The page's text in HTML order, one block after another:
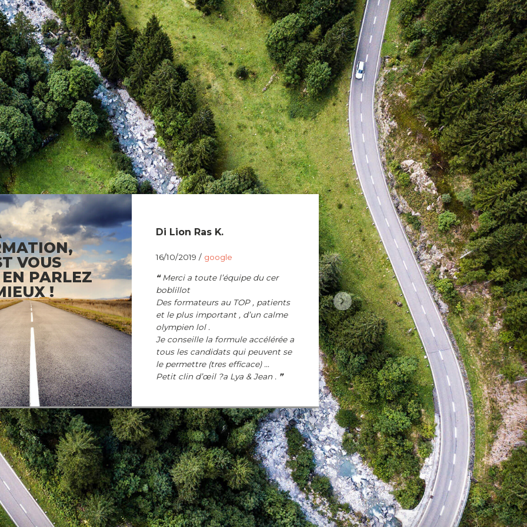
Suivant
VOUS
PARLEZ
!
Di Lion Ras K.
16/10/2019 / google
Merci a toute l’équipe du cer
boblillot
Des formateurs au TOP , patients
et le plus important , d’un calme
olympien lol .
Je conseille la formule accélérée a
tous les candidats qui peuvent se
le permettre (tres efficace) …
Petit clin d’œil ?a Lya & Jean .